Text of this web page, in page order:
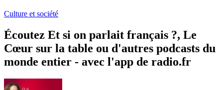
Culture et société
Écoutez Et si on parlait français ?, Le
Cœur sur la table ou d'autres podcasts du
monde entier - avec l'app de radio.fr